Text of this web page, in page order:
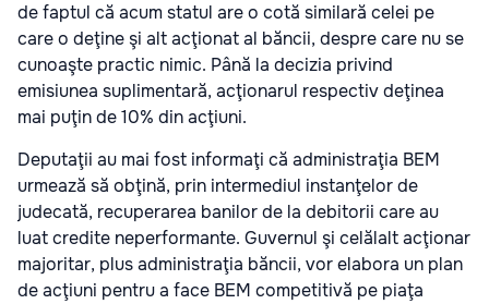
de faptul că acum statul are o cotă similară celei pe
care o deţine şi alt acţionat al băncii, despre care nu se
cunoaşte practic nimic. Până la decizia privind
emisiunea suplimentară, acţionarul respectiv deţinea
mai puţin de 10% din acţiuni.
Deputaţii au mai fost informaţi că administraţia BEM
urmează să obţină, prin intermediul instanţelor de
judecată, recuperarea banilor de la debitorii care au
luat credite neperformante. Guvernul şi celălalt acţionar
majoritar, plus administraţia băncii, vor elabora un plan
de acţiuni pentru a face BEM competitivă pe piaţa